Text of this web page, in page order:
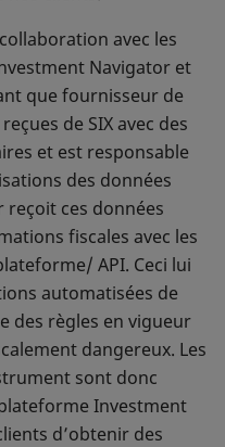
avec les
Navigator et
que fournisseur de
de SIX avec des
et est responsable
des données
reçoit ces données
fiscales avec les
API. Ceci lui
automatisées de
des règles en vigueur
dangereux. Les
sont donc
Investment
d’obtenir des